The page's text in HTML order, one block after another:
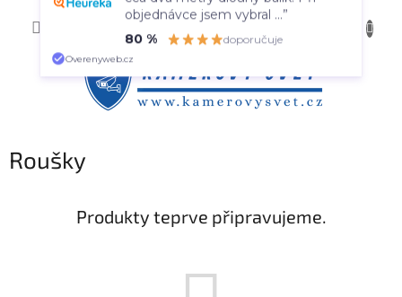
Roušky
Produkty teprve připravujeme.
cca dva metry dlouhý balík. Při
objednávce jsem vybral ...”